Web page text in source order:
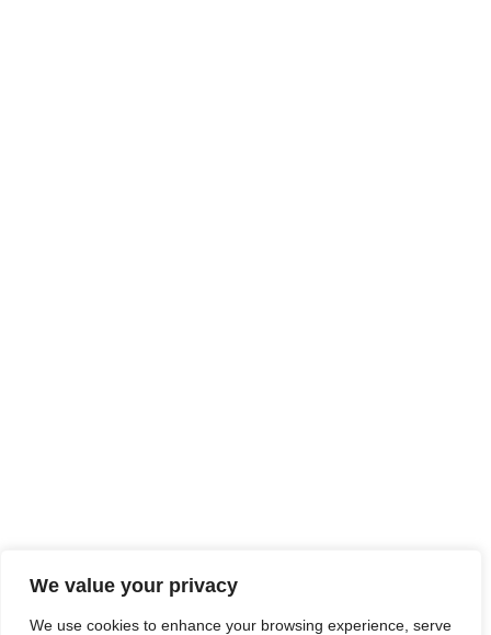
We value your privacy
We use cookies to enhance your browsing experience, serve